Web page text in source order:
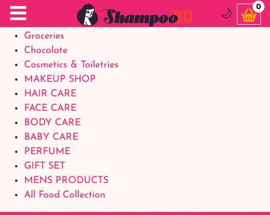
Food Supplements
Baby Foods
Groceries
Chocolate
Cosmetics & Toiletries
MAKEUP SHOP
HAIR CARE
FACE CARE
BODY CARE
BABY CARE
PERFUME
GIFT SET
MENS PRODUCTS
All Food Collection
🌙
0